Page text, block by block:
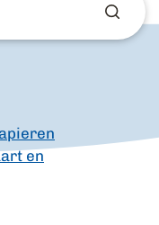
en